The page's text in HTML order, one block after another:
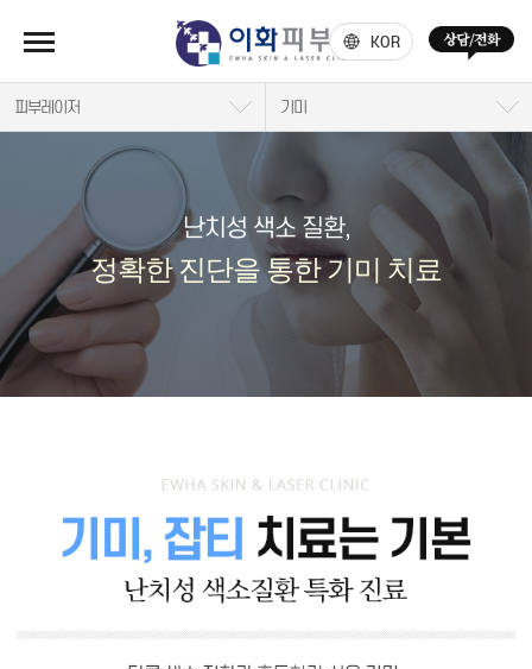
KOR
피부레이저 기미
난치성 색소 질환,
정확한 진단을 통한 기미 치료